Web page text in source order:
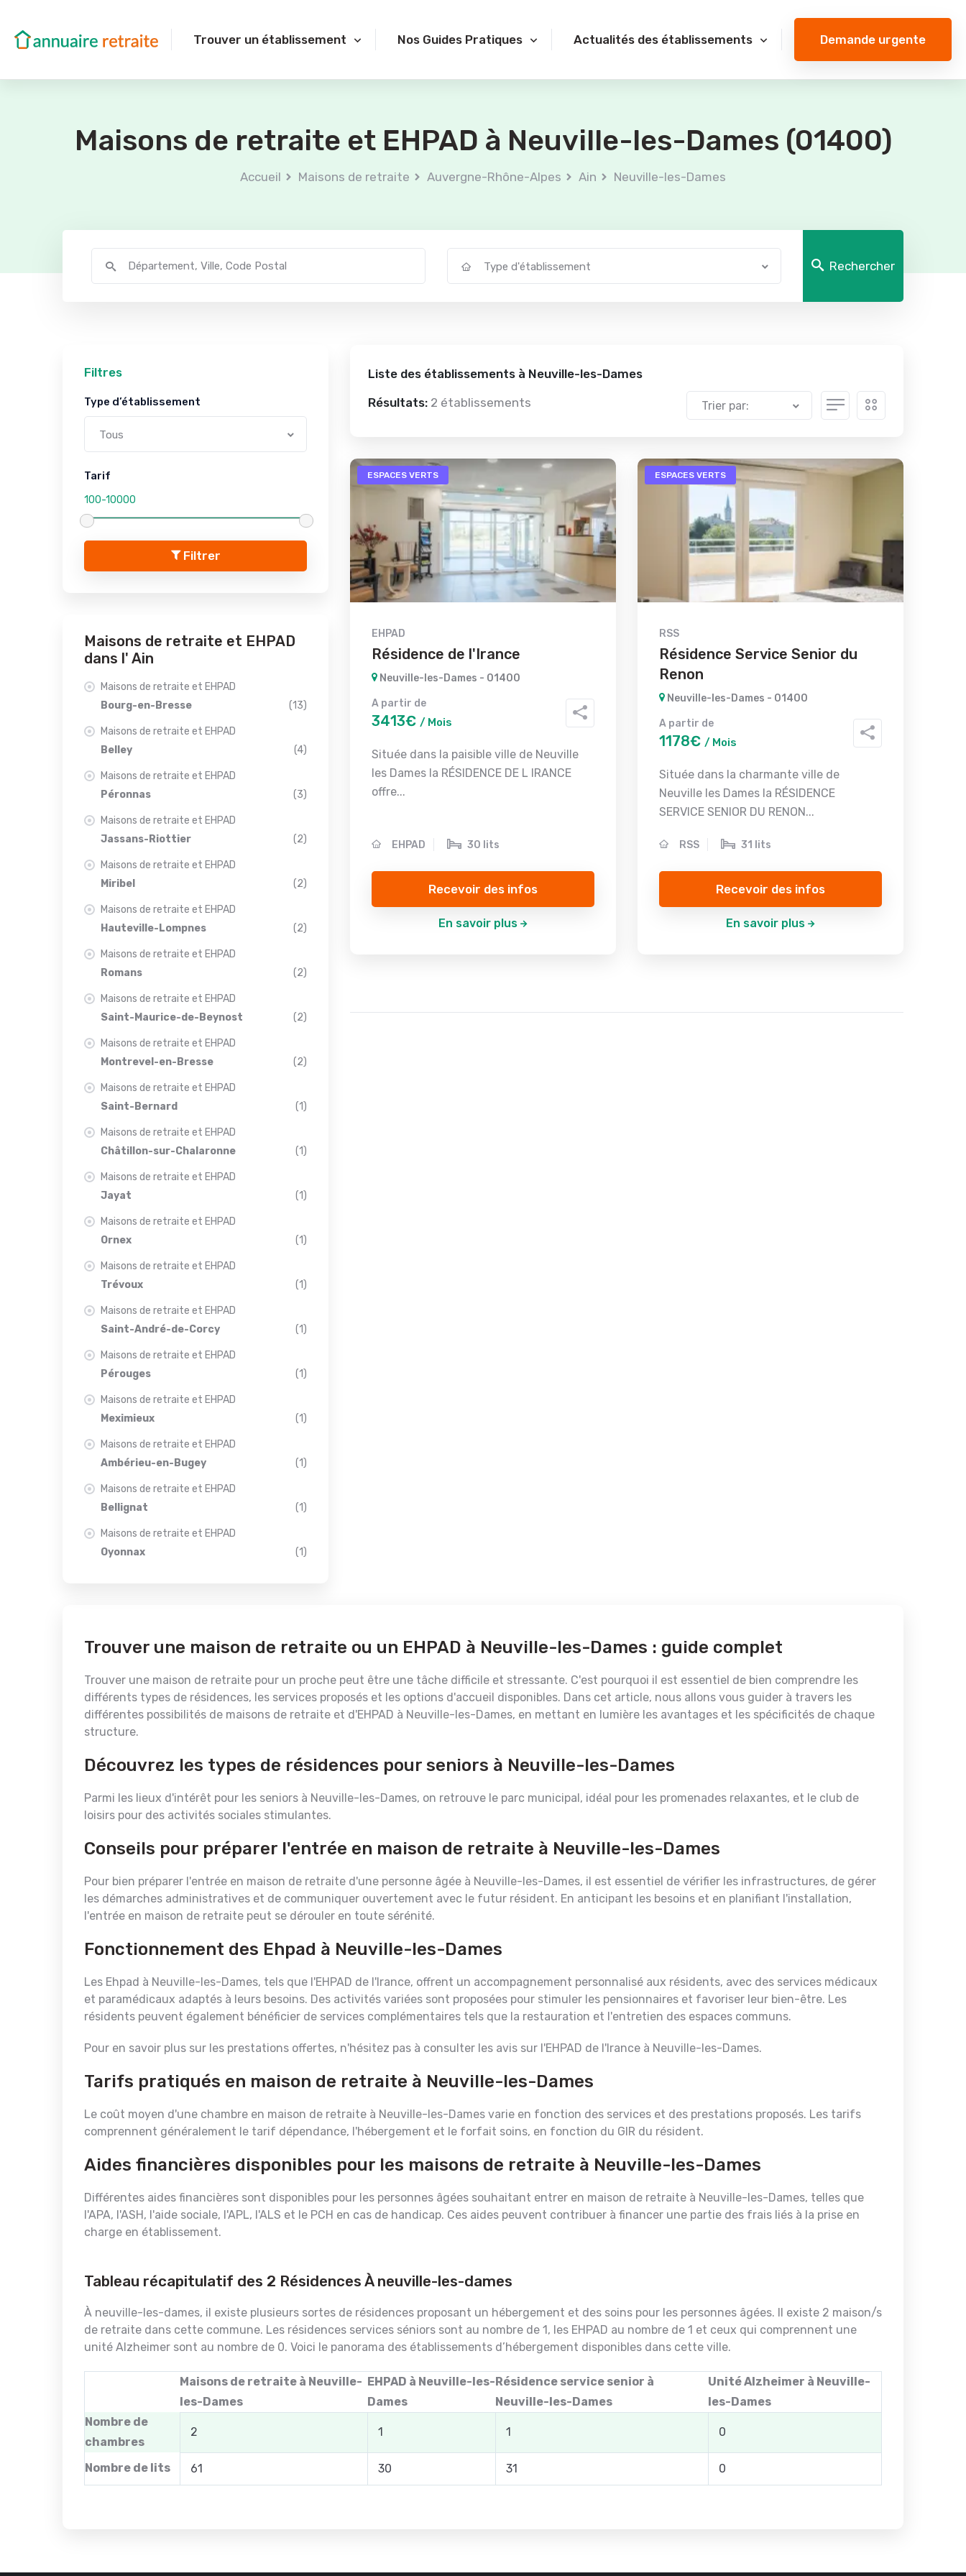
Trouver un établissement Nos Guides Pratiques Actualités des établissements Demande urgente
Maisons de retraite et EHPAD à Neuville-les-Dames (01400)
Accueil Maisons de retraite Auvergne-Rhône-Alpes Ain Neuville-les-Dames
Type d'établissement Rechercher
Liste des établissements à Neuville-les-Dames
Résultats: 2 établissements Trier par:
ESPACES VERTS
EHPAD
Résidence de l'Irance
Neuville-les-Dames - 01400
A partir de
3413€ / Mois
Située dans la paisible ville de Neuville
les Dames la RÉSIDENCE DE L IRANCE
offre...
EHPAD 30 lits
Recevoir des infos
En savoir plus
ESPACES VERTS
RSS
Résidence Service Senior du
Renon
Neuville-les-Dames - 01400
A partir de
1178€ / Mois
Située dans la charmante ville de
Neuville les Dames la RÉSIDENCE
SERVICE SENIOR DU RENON...
RSS 31 lits
Recevoir des infos
En savoir plus
Filtres
Type d’établissement
Tous
Tarif
Filtrer
Maisons de retraite et EHPAD
dans l' Ain
Maisons de retraite et EHPAD
Bourg-en-Bresse
(13)
Maisons de retraite et EHPAD
Belley
(4)
Maisons de retraite et EHPAD
Péronnas
(3)
Maisons de retraite et EHPAD
Jassans-Riottier
(2)
Maisons de retraite et EHPAD
Miribel
(2)
Maisons de retraite et EHPAD
Hauteville-Lompnes
(2)
Maisons de retraite et EHPAD
Romans
(2)
Maisons de retraite et EHPAD
Saint-Maurice-de-Beynost
(2)
Maisons de retraite et EHPAD
Montrevel-en-Bresse
(2)
Maisons de retraite et EHPAD
Saint-Bernard
(1)
Maisons de retraite et EHPAD
Châtillon-sur-Chalaronne
(1)
Maisons de retraite et EHPAD
Jayat
(1)
Maisons de retraite et EHPAD
Ornex
(1)
Maisons de retraite et EHPAD
Trévoux
(1)
Maisons de retraite et EHPAD
Saint-André-de-Corcy
(1)
Maisons de retraite et EHPAD
Pérouges
(1)
Maisons de retraite et EHPAD
Meximieux
(1)
Maisons de retraite et EHPAD
Ambérieu-en-Bugey
(1)
Maisons de retraite et EHPAD
Bellignat
(1)
Maisons de retraite et EHPAD
Oyonnax
(1)
Trouver une maison de retraite ou un EHPAD à Neuville-les-Dames : guide complet
Trouver une maison de retraite pour un proche peut être une tâche difficile et stressante. C'est pourquoi il est essentiel de bien comprendre les
différents types de résidences, les services proposés et les options d'accueil disponibles. Dans cet article, nous allons vous guider à travers les
différentes possibilités de maisons de retraite et d'EHPAD à Neuville-les-Dames, en mettant en lumière les avantages et les spécificités de chaque
structure.
Découvrez les types de résidences pour seniors à Neuville-les-Dames
Parmi les lieux d'intérêt pour les seniors à Neuville-les-Dames, on retrouve le parc municipal, idéal pour les promenades relaxantes, et le club de
loisirs pour des activités sociales stimulantes.
Conseils pour préparer l'entrée en maison de retraite à Neuville-les-Dames
Pour bien préparer l'entrée en maison de retraite d'une personne âgée à Neuville-les-Dames, il est essentiel de vérifier les infrastructures, de gérer
les démarches administratives et de communiquer ouvertement avec le futur résident. En anticipant les besoins et en planifiant l'installation,
l'entrée en maison de retraite peut se dérouler en toute sérénité.
Fonctionnement des Ehpad à Neuville-les-Dames
Les Ehpad à Neuville-les-Dames, tels que l'EHPAD de l'Irance, offrent un accompagnement personnalisé aux résidents, avec des services médicaux
et paramédicaux adaptés à leurs besoins. Des activités variées sont proposées pour stimuler les pensionnaires et favoriser leur bien-être. Les
résidents peuvent également bénéficier de services complémentaires tels que la restauration et l'entretien des espaces communs.
Pour en savoir plus sur les prestations offertes, n'hésitez pas à consulter les avis sur l'EHPAD de l'Irance à Neuville-les-Dames.
Tarifs pratiqués en maison de retraite à Neuville-les-Dames
Le coût moyen d'une chambre en maison de retraite à Neuville-les-Dames varie en fonction des services et des prestations proposés. Les tarifs
comprennent généralement le tarif dépendance, l'hébergement et le forfait soins, en fonction du GIR du résident.
Aides financières disponibles pour les maisons de retraite à Neuville-les-Dames
Différentes aides financières sont disponibles pour les personnes âgées souhaitant entrer en maison de retraite à Neuville-les-Dames, telles que
l'APA, l'ASH, l'aide sociale, l'APL, l'ALS et le PCH en cas de handicap. Ces aides peuvent contribuer à financer une partie des frais liés à la prise en
charge en établissement.
Tableau récapitulatif des 2 Résidences À neuville-les-dames
À neuville-les-dames, il existe plusieurs sortes de résidences proposant un hébergement et des soins pour les personnes âgées. Il existe 2 maison/s
de retraite dans cette commune. Les résidences services séniors sont au nombre de 1, les EHPAD au nombre de 1 et ceux qui comprennent une
unité Alzheimer sont au nombre de 0. Voici le panorama des établissements d’hébergement disponibles dans cette ville.
Maisons de retraite à Neuville-
les-Dames
EHPAD à Neuville-les-
Dames
Résidence service senior à
Neuville-les-Dames
Unité Alzheimer à Neuville-
les-Dames
Nombre de
chambres
2 1 1 0
Nombre de lits 61 30 31 0